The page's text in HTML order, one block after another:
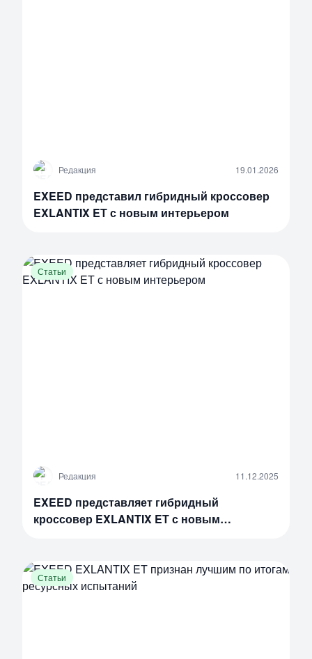
Р Редакция 19.01.2026
EXEED представил гибридный кроссовер
EXLANTIX EТ с новым интерьером
Статьи
Р Редакция 11.12.2025
EXEED представляет гибридный
кроссовер EXLANTIX EТ с новым
Статьи